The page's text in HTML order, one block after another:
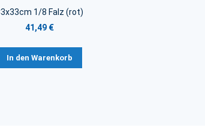
1/8 Falz (rot)
41,49 €
In den Warenkorb